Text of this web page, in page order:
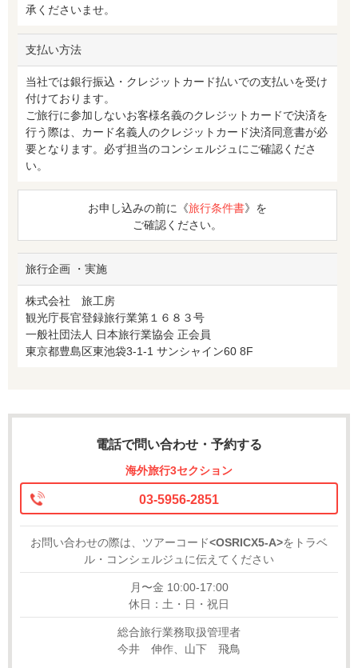
承くださいませ。
支払い方法
当社では銀行振込・クレジットカード払いでの支払いを受け
付けております。
ご旅行に参加しないお客様名義のクレジットカードで決済を
行う際は、カード名義人のクレジットカード決済同意書が必
要となります。必ず担当のコンシェルジュにご確認くださ
い。
お申し込みの前に《旅行条件書》を
ご確認ください。
旅行企画 ・実施
株式会社 旅工房
観光庁長官登録旅行業第１６８３号
一般社団法人 日本旅行業協会 正会員
東京都豊島区東池袋3-1-1 サンシャイン60 8F
電話で問い合わせ・予約する
海外旅行3セクション
03-5956-2851
お問い合わせの際は、ツアーコード<OSRICX5-A>をトラベ
ル・コンシェルジュに伝えてください
月〜金 10:00-17:00
休日：土・日・祝日
総合旅行業務取扱管理者
今井 伸作、山下 飛鳥